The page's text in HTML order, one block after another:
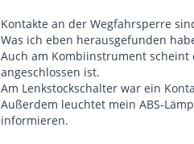
Kontakte an der Wegfahrsperre
Was ich eben herausgefunden
Auch am Kombiinstrument
angeschlossen ist.
Am Lenkstockschalter war ein
Außerdem leuchtet mein ABS-
informieren.